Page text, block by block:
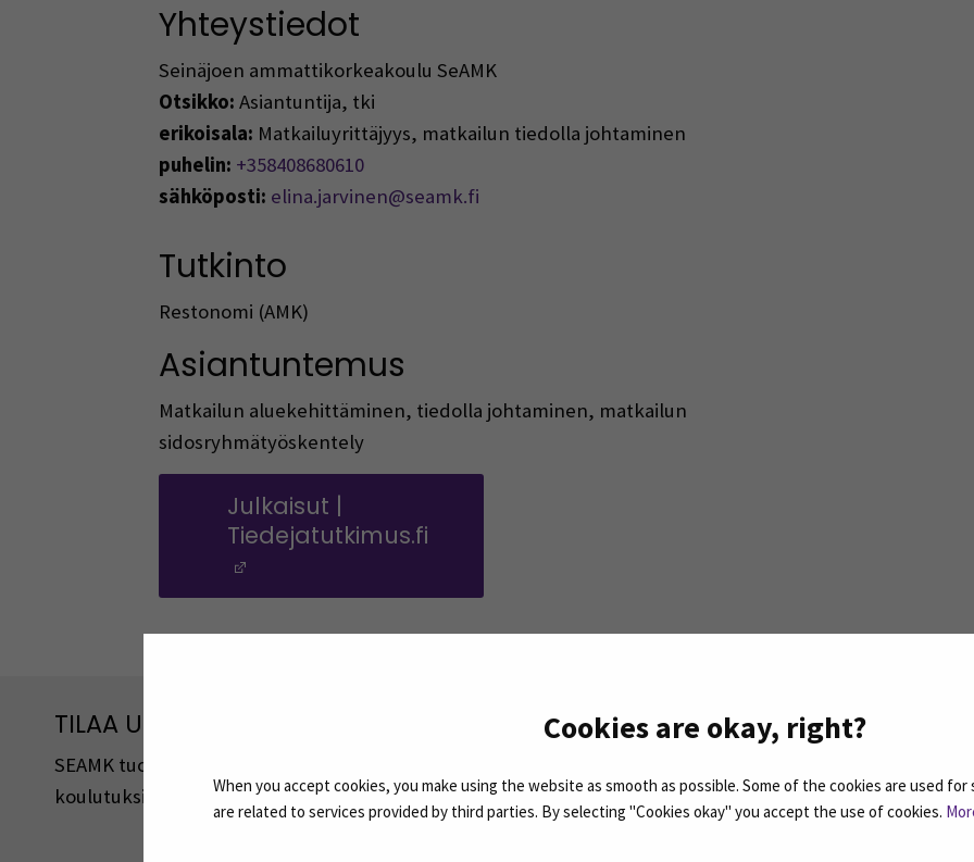
Cookies are okay, right?
When you accept cookies, you make using the website as smooth as possible. Some of the cookies are used
are related to services provided by third parties. By selecting "Cookies okay" you accept the use of cookies.
Yhteystiedot
Seinäjoen ammattikorkeakoulu SeAMK
Otsikko: Asiantuntija, tki
erikoisala: Matkailuyrittäjyys, matkailun tiedolla johtaminen
puhelin: +358408680610
sähköposti: elina.jarvinen@seamk.fi
Tutkinto
Restonomi (AMK)
Asiantuntemus
Matkailun aluekehittäminen, tiedolla johtaminen, matkailun
sidosryhmätyöskentely
Julkaisut |
Tiedejatutkimus.fi
TILAA UUTISKIRJEITÄMME
SEAMK tuottaa uutiskirjeitä eri aiheista. Uutiskirjeemme ovat koosteita SEAMKin ajankohtaisista
koulutuksista, tapahtumista ja asioista.